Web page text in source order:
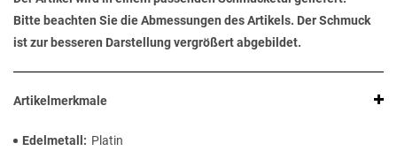
Bitte beachten Sie die Abmessungen des Artikels. Der Schmuck
ist zur besseren Darstellung vergrößert abgebildet.
Artikelmerkmale
Edelmetall
Platin